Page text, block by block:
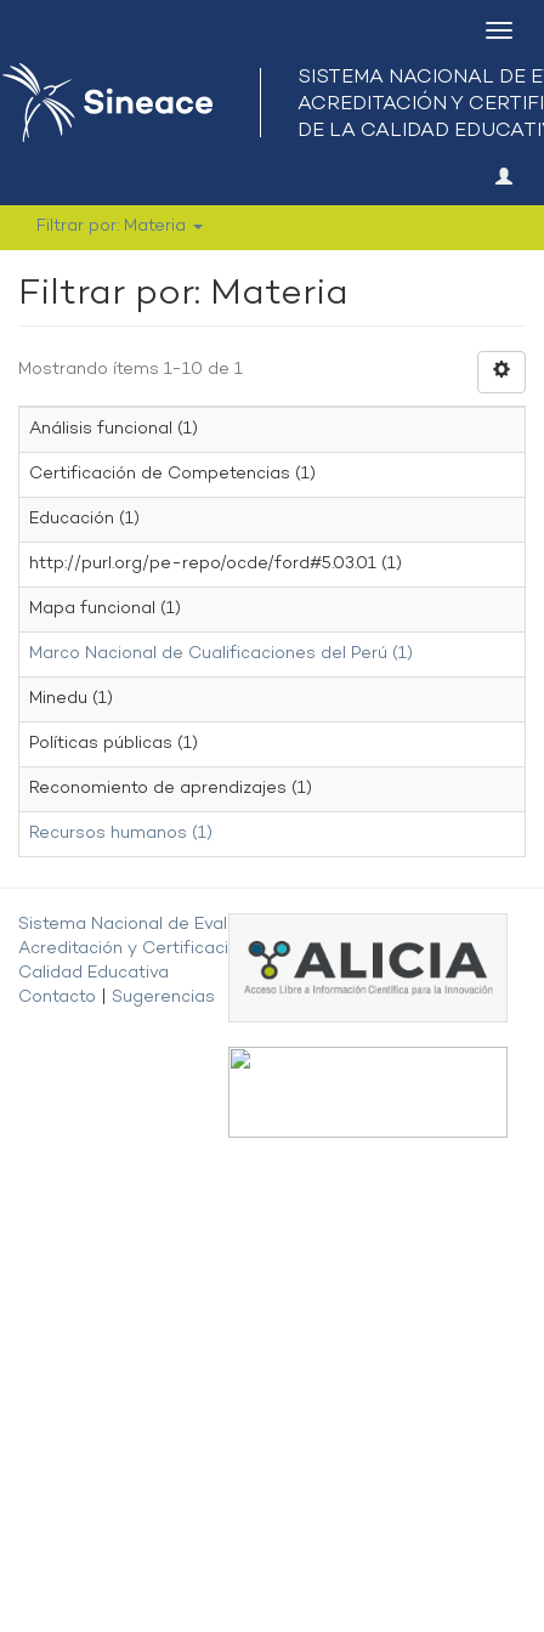
Filtrar por: Materia
Filtrar por: Materia
Mostrando ítems 1-10 de 1
Análisis funcional (1)
Certificación de Competencias (1)
Educación (1)
http://purl.org/pe-repo/ocde/ford#5.03.01 (1)
Mapa funcional (1)
Marco Nacional de Cualificaciones del Perú (1)
Minedu (1)
Políticas públicas (1)
Reconomiento de aprendizajes (1)
Recursos humanos (1)
Sistema Nacional de Evaluación,
Acreditación y Certificación de la
Calidad Educativa
Contacto
Sugerencias